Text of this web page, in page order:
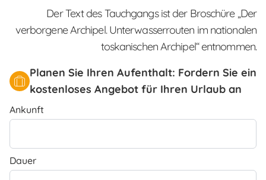
Der Text des Tauchgangs ist der Broschüre „Der
verborgene Archipel. Unterwasserrouten im nationalen
toskanischen Archipel“ entnommen.
Planen Sie Ihren Aufenthalt: Fordern Sie ein
kostenloses Angebot für Ihren Urlaub an
Ankunft
Dauer